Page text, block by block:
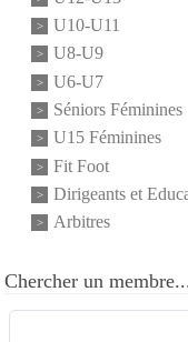
U10-U11
U8-U9
U6-U7
Séniors Féminines
U15 Féminines
Fit Foot
Dirigeants et
Arbitres
Chercher un